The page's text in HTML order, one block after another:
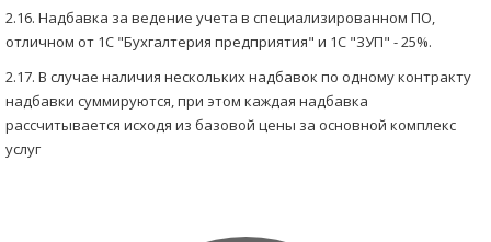
2.16. Надбавка за ведение учета в специализированном ПО,
отличном от 1С "Бухгалтерия предприятия" и 1С "ЗУП" - 25%.
2.17. В случае наличия нескольких надбавок по одному контракту
надбавки суммируются, при этом каждая надбавка
рассчитывается исходя из базовой цены за основной комплекс
услуг